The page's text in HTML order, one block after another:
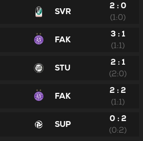
SVR
2 : 0
(1:0)
FAK
3 : 1
(1:1)
STU
2 : 1
(2:0)
FAK
2 : 2
(1:1)
SUP
0 : 2
(0:2)